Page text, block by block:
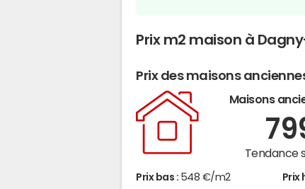
Prix m2 maison à
Prix des maisons
Maisons
Tendance
Prix bas : 548 €/m2 Prix